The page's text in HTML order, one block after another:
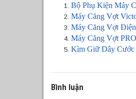
Bộ Phụ Kiện Máy
Máy Căng Vợt
Máy Căng Vợt
Máy Căng Vợt
Kìm Giữ Dây Cước
Bình luận